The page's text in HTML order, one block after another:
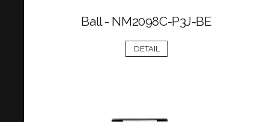
Ball - NM2098C-P3J-BE
DETAIL